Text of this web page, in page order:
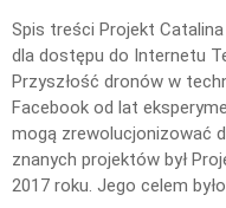
Spis treści Projekt
dla dostępu do Internetu
Przyszłość dronów w
Facebook od lat
mogą zrewolucjonizować
znanych projektów był
2017 roku. Jego celem